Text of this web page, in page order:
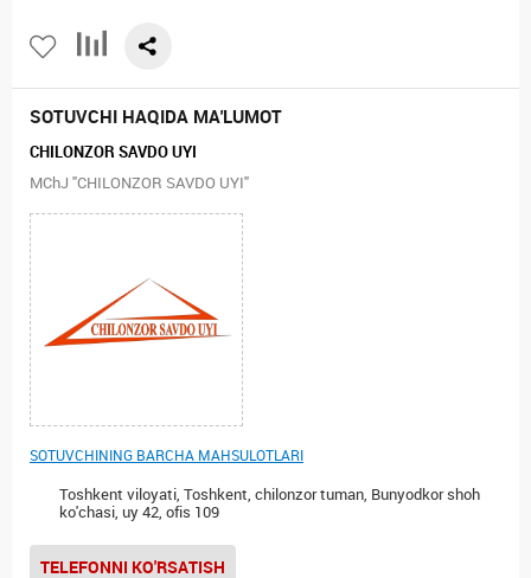
SOTUVCHI HAQIDA MA'LUMOT
CHILONZOR SAVDO UYI
MChJ "CHILONZOR SAVDO UYI"
SOTUVCHINING BARCHA MAHSULOTLARI
Toshkent viloyati, Toshkent, chilonzor tuman, Bunyodkor shoh
ko'chasi, uy 42, ofis 109
TELEFONNI KO'RSATISH